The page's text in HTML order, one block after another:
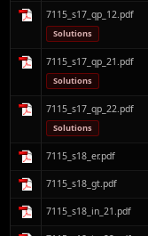
7115_s17_qp_12.pdf
Solutions
7115_s17_qp_21.pdf
Solutions
7115_s17_qp_22.pdf
Solutions
7115_s18_er.pdf
7115_s18_gt.pdf
7115_s18_in_21.pdf